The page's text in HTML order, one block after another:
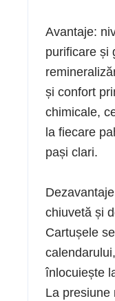
Avantaje:
purificare și
și confort
chimicale,
la fiecare
pași clari.
chiuvetă și
Cartușele
înlocuiește
La presiune